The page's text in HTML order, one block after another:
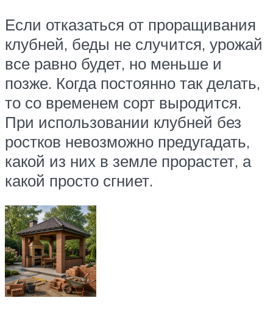
Если отказаться от проращивания
клубней, беды не случится, урожай
все равно будет, но меньше и
позже. Когда постоянно так делать,
то со временем сорт выродится.
При использовании клубней без
ростков невозможно предугадать,
какой из них в земле прорастет, а
какой просто сгниет.